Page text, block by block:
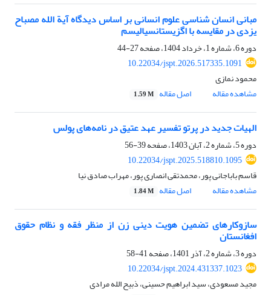
مبانی انسان شناسی علوم انسانی بر اساس دیدگاه آیة الله مصباح
یزدی در مقایسه با اگزیستانسیالیسم
دوره 6، شماره 1، خرداد 1404، صفحه
27-44
10.22034/jspt.2026.517335.1091
محمود نمازی
مشاهده مقاله
اصل مقاله 1.59 M
الهیات جدید در پرتو تفسیر عهد عتیق در نامه‌های پولس
دوره 5، شماره 2، آبان 1403، صفحه
39-56
10.22034/jspt.2025.518810.1095
قاسم باباجانی پور، محمدتقی انصاری پور، مهراب صادق نیا
مشاهده مقاله
اصل مقاله 1.84 M
سازوکارهای تضمین هویت دینی زن از منظر فقه و نظام حقوق
افغانستان
دوره 3، شماره 2، آذر 1401، صفحه
41-58
10.22034/jspt.2024.431337.1023
مجید مسعودی، سید ابراهیم حسینی، ذبیح الله مرادی